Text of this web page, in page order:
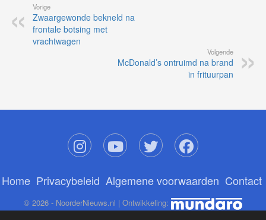
Vorige
Zwaargewonde bekneld na
frontale botsing met
vrachtwagen
Volgende
McDonald’s ontruimd na brand
in frituurpan
Home Privacybeleid Algemene voorwaarden Contact
© 2026 - NoorderNieuws.nl | Ontwikkeling: